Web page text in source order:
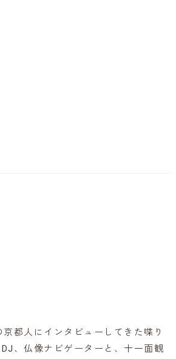
都人にインタビューしてきた喋り
、仏像ナビゲーターと、十一面観